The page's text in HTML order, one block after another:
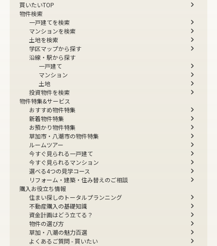
買いたいTOP
物件検索
一戸建てを検索
マンションを検索
土地を検索
学区マップから探す
沿線・駅から探す
一戸建て
マンション
土地
投資物件を検索
物件特集&サービス
おすすめ物件特集
新着物件特集
お預かり物件特集
草加市・八潮市の物件特集
ルームツアー
今すぐ見られる一戸建て
今すぐ見られるマンション
選べる4つの見学コース
リフォーム・建築・住み替えのご相談
購入お役立ち情報
住まい探しのトータルプランニング
不動産購入の基礎知識
資金計画はどう立てる？
物件の選び方
草加・八潮の魅力百選
よくあるご質問 - 買いたい